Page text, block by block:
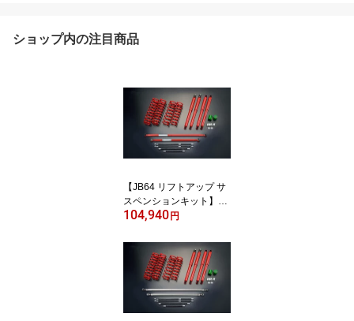
ショップ内の注目商品
【JB64 リフトアップ サ
スペンションキット】ジ
ムニー JB64 2インチ 3イ
ト】モーターファーム F
STJB64
104,940 円